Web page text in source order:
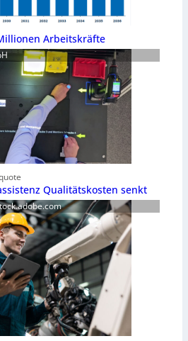
Arbeitskräfte
Qualitätskosten senkt